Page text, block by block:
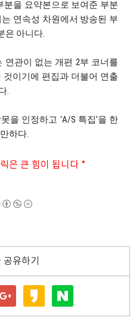
분을 요약본으로 보여준 부분
연속성 차원에서 방송된 부
은 아니다.
연관이 없는 개편 2부 코너를
이기에 편집과 더불어 연출
.
을 인정하고 ‘A/S 특집’을 한
하다.
은 큰 힘이 됩니다 *
공유하기